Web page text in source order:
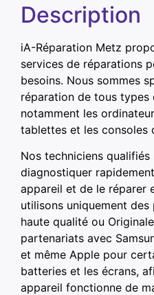
Description
iA-Réparation Metz
services de réparations
besoins. Nous sommes
réparation de tous types
notamment les
tablettes et les consoles
Nos techniciens
diagnostiquer
appareil et de le réparer
utilisons uniquement
haute qualité ou
partenariats avec
et même Apple pour
batteries et les écrans,
appareil fonctionne de